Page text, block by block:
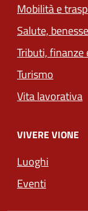
Mobilità e
Salute,
Tributi,
Turismo
Vita lavorativa
VIVERE VIONE
Luoghi
Eventi